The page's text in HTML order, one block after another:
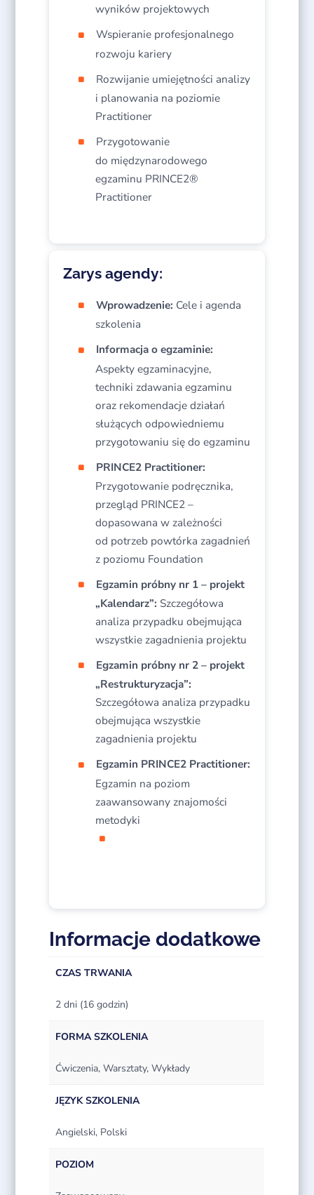
wyników projektowych
Wspieranie profesjonalnego
rozwoju kariery
Rozwijanie umiejętności analizy
i planowania na poziomie
Practitioner
Przygotowanie
do międzynarodowego
egzaminu PRINCE2®
Practitioner
Zarys agendy:
Wprowadzenie: Cele i agenda
szkolenia
Informacja o egzaminie:
Aspekty egzaminacyjne,
techniki zdawania egzaminu
oraz rekomendacje działań
służących odpowiedniemu
przygotowaniu się do egzaminu
PRINCE2 Practitioner:
Przygotowanie podręcznika,
przegląd PRINCE2 –
dopasowana w zależności
od potrzeb powtórka zagadnień
z poziomu Foundation
Egzamin próbny nr 1 – projekt
„Kalendarz”: Szczegółowa
analiza przypadku obejmująca
wszystkie zagadnienia projektu
Egzamin próbny nr 2 – projekt
„Restrukturyzacja”:
Szczegółowa analiza przypadku
obejmująca wszystkie
zagadnienia projektu
Egzamin PRINCE2 Practitioner:
Egzamin na poziom
zaawansowany znajomości
metodyki
Informacje dodatkowe
CZAS TRWANIA
2 dni (16 godzin)
FORMA SZKOLENIA
Ćwiczenia, Warsztaty, Wykłady
JĘZYK SZKOLENIA
Angielski, Polski
POZIOM